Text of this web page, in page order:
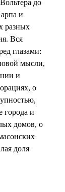
до
и
разных
Вся
глазами:
мысли,
и
о
города и
домов, о
доля